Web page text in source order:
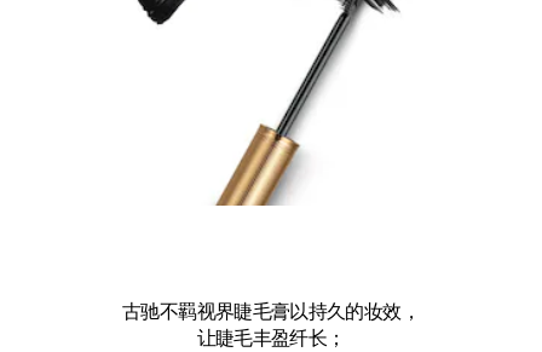
古驰不羁视界睫毛膏以持久的妆效，
让睫毛丰盈纤长；